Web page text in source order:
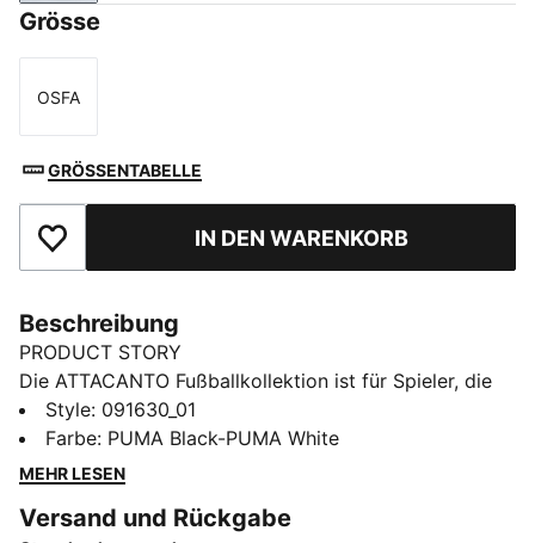
Grösse
Größe
OSFA
GRÖSSENTABELLE
Zu Favoriten hinzufügenIN DEN WARENKORB
Beschreibung
PRODUCT STORY
Die ATTACANTO Fußballkollektion ist für Spieler, die
Tempo und Style aufs Spielfeld bringen. Diese
Kollektion kombiniert leichte Trikots, Shorts,
Ausrüstung und Torwarthandschuhe mit starken, von
Komfort und Konzentration auf dem Platz. Sieh gut
Style: 091630_01
Farbe: PUMA Black-PUMA White
MEHR LESEN
Versand und Rückgabe